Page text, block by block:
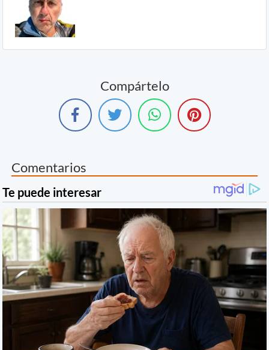
Compártelo
Comentarios